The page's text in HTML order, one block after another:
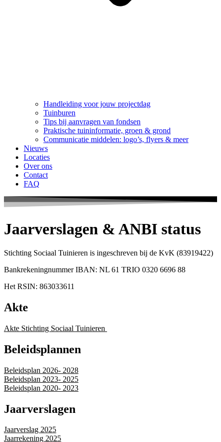
Handleiding voor jouw projectdag
Tuinburen
Tips bij aanvragen van fondsen
Praktische tuininformatie, groen & grond
Communicatie middelen: logo’s, flyers & meer
Nieuws
Locaties
Over ons
Contact
FAQ
Jaarverslagen & ANBI status
Stichting Sociaal Tuinieren is ingeschreven bij de KvK (83919422)
Bankrekeningnummer IBAN: NL 61 TRIO 0320 6696 88
Het RSIN: 863033611
Akte
Akte Stichting Sociaal Tuinieren
Beleidsplannen
Beleidsplan 2026- 2028
Beleidsplan 2023- 2025
Beleidsplan 2020- 2023
Jaarverslagen
Jaarverslag 2025
Jaarrekening 2025